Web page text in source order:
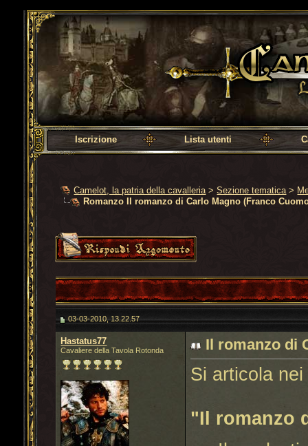
Camelot, la patria della cavalleria
Iscrizione Lista utenti
Camelot, la patria della cavalleria >Sezione tematica >
Romanzo Il romanzo di Carlo Magno (Franco
03-03-2010, 13.22.57
Hastatus77
Cavaliere della Tavola Rotonda Il romanzo di
Si articola
"Il romanzo